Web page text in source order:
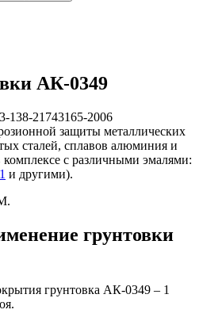
АК-0349
138-21743165-2006
защиты металлических
сталей, сплавов алюминия и
с различными эмалями:
и другими).
грунтовки
грунтовка АК-0349 – 1